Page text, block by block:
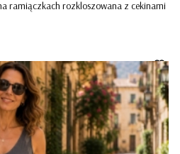
ramiączkach rozkloszowana z cekinami